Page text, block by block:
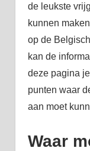
de leukste
kunnen
op de
kan de
deze pagina
punten waar
aan moet
Waar